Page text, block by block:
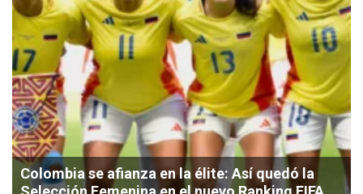
Colombia se afianza en la élite: Así quedó la